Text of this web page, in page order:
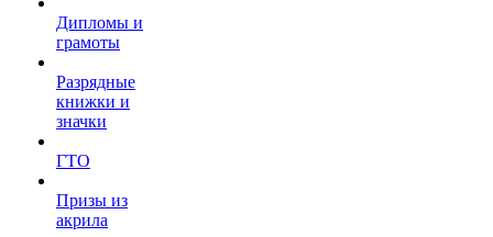
Дипломы и
грамоты
Разрядные
книжки и
значки
ГТО
Призы из
акрила